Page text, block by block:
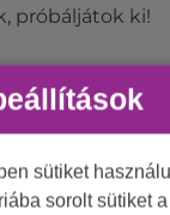
próbáljátok ki!
sütiket
sorolt sütiket